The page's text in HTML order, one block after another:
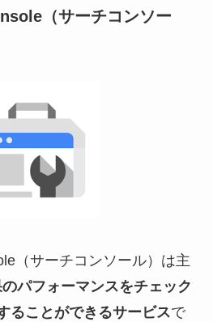
（サーチコンソー
（サーチコンソール）は主
パフォーマンスをチェック
ることができるサービスで